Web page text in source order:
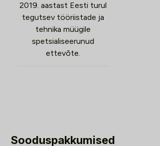
2019. aastast Eesti turul
tegutsev tööriistade ja
tehnika müügile
spetsialiseerunud
ettevõte.
Sooduspakkumised